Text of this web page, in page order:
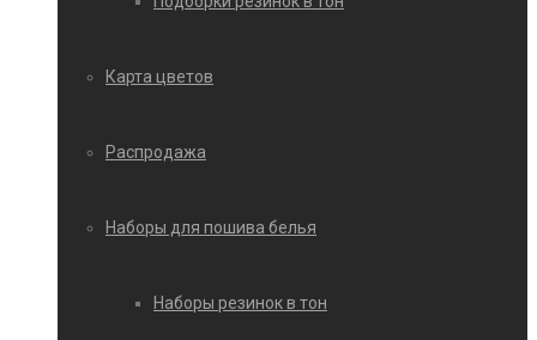
Карта цветов
Распродажа
Наборы для пошива белья
Наборы резинок в тон